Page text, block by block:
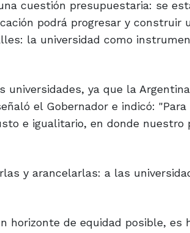
cuestión presupuestaria: se
podrá progresar y construir
la universidad como
universidades, ya que la
el Gobernador e indicó:
e igualitario, en donde nuestro
y arancelarlas: a las
horizonte de equidad posible, es